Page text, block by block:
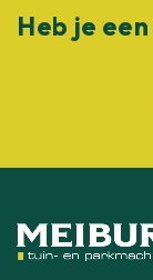
Heb je